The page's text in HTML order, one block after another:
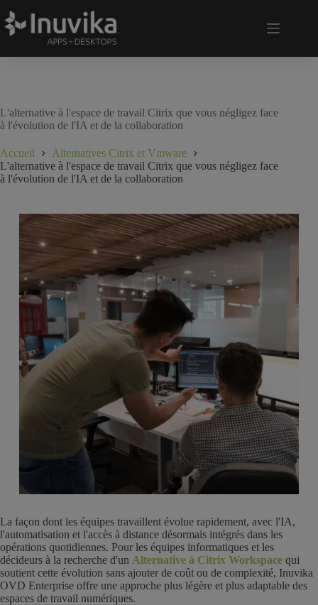
L'alternative à l'espace de travail Citrix que vous négligez face
à l'évolution de l'IA et de la collaboration
Accueil
Alternatives Citrix et Vmware
L'alternative à l'espace de travail Citrix que vous négligez face
à l'évolution de l'IA et de la collaboration
La façon dont les équipes travaillent évolue rapidement, avec l'IA,
l'automatisation et l'accès à distance désormais intégrés dans les
opérations quotidiennes. Pour les équipes informatiques et les
décideurs à la recherche d'un Alternative à Citrix Workspace qui
soutient cette évolution sans ajouter de coût ou de complexité, Inuvika
OVD Enterprise offre une approche plus légère et plus adaptable des
espaces de travail numériques.